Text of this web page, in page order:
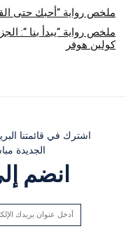
ملخص رواية “أحبك حتى
ملخص رواية “يبدأ بنا “:
كولين هوفر
اشترك في قائمتنا
الجديدة
انضم